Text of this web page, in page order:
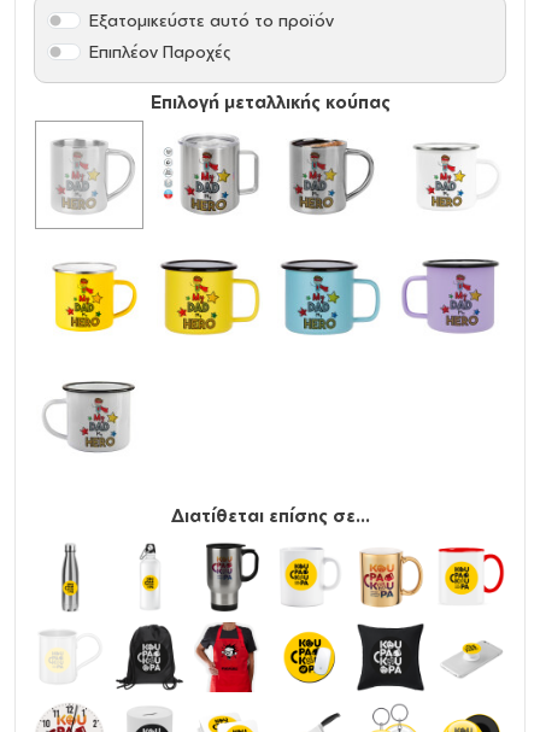
Ιδανικές για:
Καθημερινή χρήση στο σπίτι ή στο γραφείο
Κάμπινγκ, ταξίδια και υπαίθριες δραστηριότητες
Διαφημιστικά δώρα με εκτύπωση λογοτύπου
Δώρα για λάτρεις του καφέ και του τσαγιού
Αποκτήστε τώρα μια κομψή και ανθεκτική κούπα που
θα σας συνοδεύει παντού! (Προτεινόμενο πλύσιμο στο
χέρι)
Επιλογή μεταλλικής κούπας
Εξατομικεύστε αυτό το προϊόν
Επιπλέον Παροχές
Διατίθεται επίσης σε...